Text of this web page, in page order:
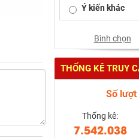
Ý kiến khác
Bình chọn
THỐNG KÊ TRUY
Số lượt
Thống kê:
7.542.038